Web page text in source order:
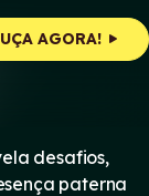
AGORA!
desafios,
paterna